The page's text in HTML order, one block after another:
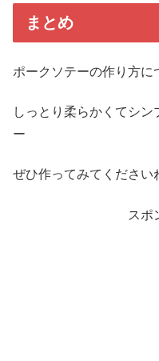
まとめ
ポークソテーの作り方に
しっとり柔らかくてシ
ー
ぜひ作ってみてください
スポ